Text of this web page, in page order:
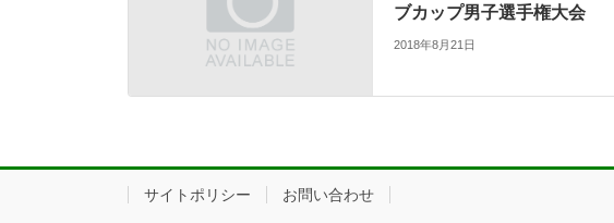
ブカップ男子選手権大会
2018年8月21日
サイトポリシー お問い合わせ